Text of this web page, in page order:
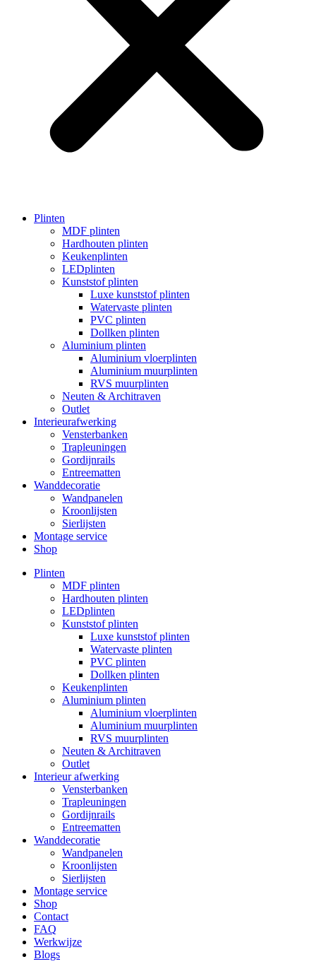
Plinten
MDF plinten
Hardhouten plinten
Keukenplinten
LEDplinten
Kunststof plinten
Luxe kunststof plinten
Watervaste plinten
PVC plinten
Dollken plinten
Aluminium plinten
Aluminium vloerplinten
Aluminium muurplinten
RVS muurplinten
Neuten & Architraven
Outlet
Interieurafwerking
Vensterbanken
Trapleuningen
Gordijnrails
Entreematten
Wanddecoratie
Wandpanelen
Kroonlijsten
Sierlijsten
Montage service
Shop
Plinten
MDF plinten
Hardhouten plinten
LEDplinten
Kunststof plinten
Luxe kunststof plinten
Watervaste plinten
PVC plinten
Dollken plinten
Keukenplinten
Aluminium plinten
Aluminium vloerplinten
Aluminium muurplinten
RVS muurplinten
Neuten & Architraven
Outlet
Interieur afwerking
Vensterbanken
Trapleuningen
Gordijnrails
Entreematten
Wanddecoratie
Wandpanelen
Kroonlijsten
Sierlijsten
Montage service
Shop
Contact
FAQ
Werkwijze
Blogs